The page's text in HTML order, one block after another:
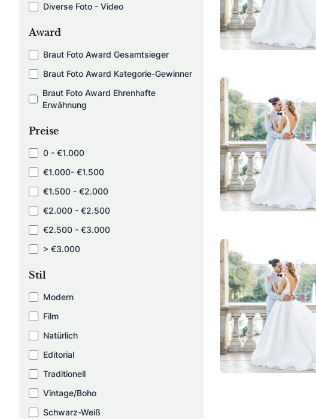
Diverse Foto - Video
Award
Braut Foto Award Gesamtsieger
Braut Foto Award Kategorie-Gewinner
Braut Foto Award Ehrenhafte
Erwähnung
Preise
0 - €1.000
€1.000- €1.500
€1.500 - €2.000
€2.000 - €2.500
€2.500 - €3.000
> €3.000
Stil
Modern
Film
Natürlich
Editorial
Traditionell
Vintage/Boho
Schwarz-Weiß